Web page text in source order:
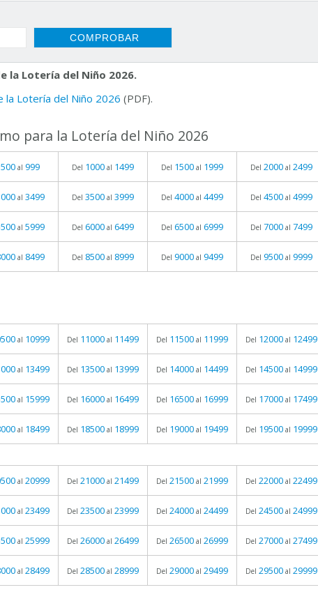
la Lotería del Niño 2026.
la Lotería del Niño 2026 (PDF).
para la Lotería del Niño 2026
500 al 999 Del 1000 al 1499 Del 1500 al 1999 Del 2000 al 2499
al 3499 Del 3500 al 3999 Del 4000 al 4499 Del 4500 al 4999
al 5999 Del 6000 al 6499 Del 6500 al 6999 Del 7000 al 7499
al 8499 Del 8500 al 8999 Del 9000 al 9499 Del 9500 al 9999
al 10999 Del 11000 al 11499 Del 11500 al 11999 Del 12000 al 12499
al 13499 Del 13500 al 13999 Del 14000 al 14499 Del 14500 al 14999
al 15999 Del 16000 al 16499 Del 16500 al 16999 Del 17000 al 17499
al 18499 Del 18500 al 18999 Del 19000 al 19499 Del 19500 al 19999
al 20999 Del 21000 al 21499 Del 21500 al 21999 Del 22000 al 22499
al 23499 Del 23500 al 23999 Del 24000 al 24499 Del 24500 al 24999
al 25999 Del 26000 al 26499 Del 26500 al 26999 Del 27000 al 27499
al 28499 Del 28500 al 28999 Del 29000 al 29499 Del 29500 al 29999